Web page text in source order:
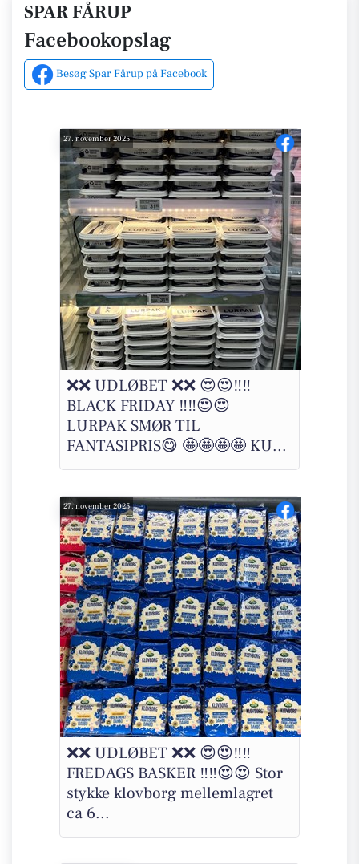
SPAR FÅRUP
Facebookopslag
Besøg Spar Fårup på Facebook
27. november 2025
❌❌ UDLØBET ❌❌ 😍😍‼️‼️
BLACK FRIDAY ‼️‼️😍😍
LURPAK SMØR TIL
FANTASIPRIS😋 🤩🤩🤩🤩 KU...
27. november 2025
❌❌ UDLØBET ❌❌ 😍😍‼️‼️
FREDAGS BASKER ‼️‼️😍😍 Stor
stykke klovborg mellemlagret
ca 6...